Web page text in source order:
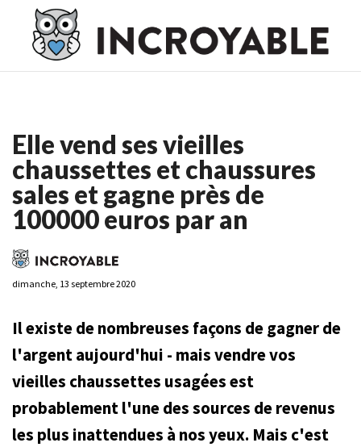
Casino En Ligne France
Casino En Ligne France
Ligne
Elle vend ses vieilles
chaussettes et chaussures
sales et gagne près de
100000 euros par an
dimanche, 13 septembre 2020
Il existe de nombreuses façons de gagner de
l'argent aujourd'hui - mais vendre vos
vieilles chaussettes usagées est
probablement l'une des sources de revenus
les plus inattendues à nos yeux. Mais c'est